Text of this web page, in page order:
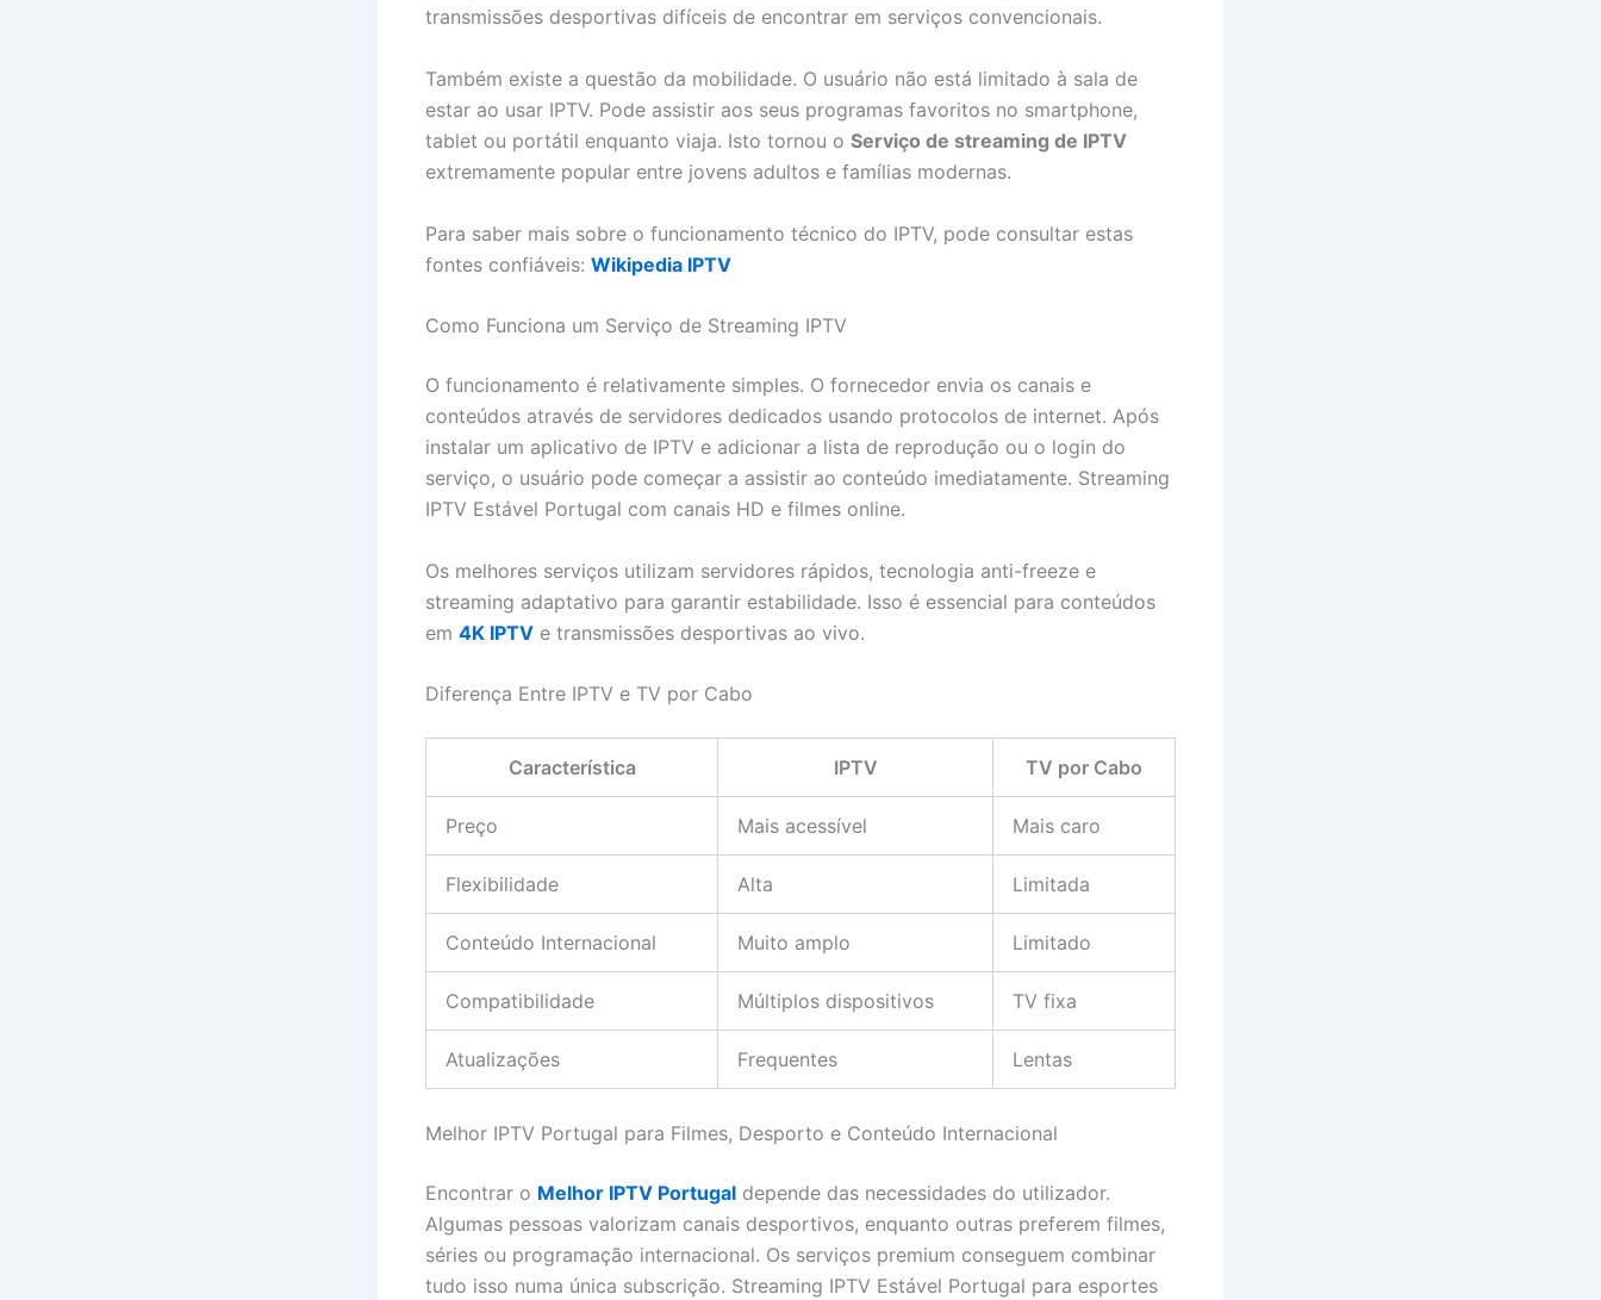
transmissões desportivas difíceis de encontrar em serviços convencionais.
Também existe a questão da mobilidade. O usuário não está limitado à sala de
estar ao usar IPTV. Pode assistir aos seus programas favoritos no smartphone,
tablet ou portátil enquanto viaja. Isto tornou o Serviço de streaming de IPTV
extremamente popular entre jovens adultos e famílias modernas.
Para saber mais sobre o funcionamento técnico do IPTV, pode consultar estas
fontes confiáveis: Wikipedia IPTV
Como Funciona um Serviço de Streaming IPTV
O funcionamento é relativamente simples. O fornecedor envia os canais e
conteúdos através de servidores dedicados usando protocolos de internet. Após
instalar um aplicativo de IPTV e adicionar a lista de reprodução ou o login do
serviço, o usuário pode começar a assistir ao conteúdo imediatamente. Streaming
IPTV Estável Portugal com canais HD e filmes online.
Os melhores serviços utilizam servidores rápidos, tecnologia anti-freeze e
streaming adaptativo para garantir estabilidade. Isso é essencial para conteúdos
em 4K IPTV e transmissões desportivas ao vivo.
Diferença Entre IPTV e TV por Cabo
Característica IPTV TV por Cabo
Preço Mais acessível Mais caro
Flexibilidade Alta Limitada
Conteúdo Internacional Muito amplo Limitado
Compatibilidade Múltiplos dispositivos TV fixa
Atualizações Frequentes Lentas
Melhor IPTV Portugal para Filmes, Desporto e Conteúdo Internacional
Encontrar o Melhor IPTV Portugal depende das necessidades do utilizador.
Algumas pessoas valorizam canais desportivos, enquanto outras preferem filmes,
séries ou programação internacional. Os serviços premium conseguem combinar
tudo isso numa única subscrição. Streaming IPTV Estável Portugal para esportes